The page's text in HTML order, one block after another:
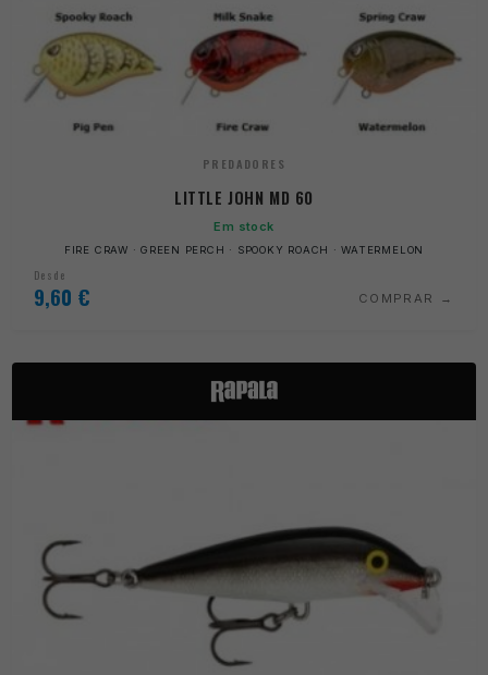
PREDADORES
LITTLE JOHN MD 60
Em stock
FIRE CRAW · GREEN PERCH · SPOOKY ROACH · WATERMELON
Desde
9,60 € COMPRAR